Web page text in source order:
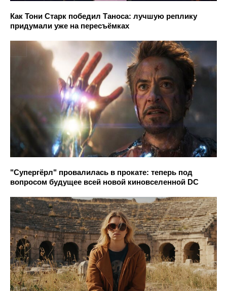
Как Тони Старк победил Таноса: лучшую реплику
придумали уже на пересъёмках
"Супергёрл" провалилась в прокате: теперь под
вопросом будущее всей новой киновселенной DC